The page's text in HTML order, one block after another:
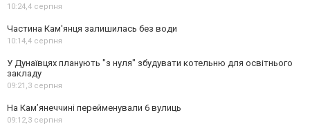
10:24,4 серпня
Частина Кам'янця залишилась без води
10:14,4 серпня
У Дунаївцях планують "з нуля" збудувати котельню для освітнього
закладу
09:21,3 серпня
На Камʼянеччині перейменували 6 вулиць
09:12,3 серпня